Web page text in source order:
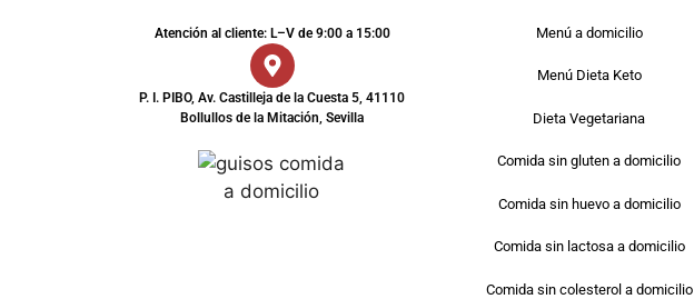
Atención al cliente: L–V de 9:00 a 15:00
P. I. PIBO, Av. Castilleja de la Cuesta 5, 41110
Bollullos de la Mitación, Sevilla
Menú a domicilio
Menú Dieta Keto
Dieta Vegetariana
Comida sin gluten a domicilio
Comida sin huevo a domicilio
Comida sin lactosa a domicilio
Comida sin colesterol a domicilio